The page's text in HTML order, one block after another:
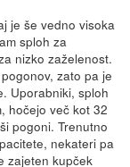
je še vedno visoka
sploh za
nizko zaželenost.
zato pa je
Uporabniki, sploh
hočejo več kot 32
pogoni. Trenutno
nekateri pa
zajeten kupček